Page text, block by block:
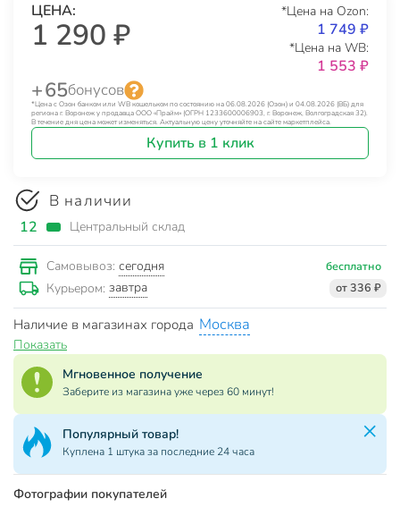
ЦЕНА:
1 290 ₽
*Цена на Ozon:
1 749 ₽
*Цена на WB:
1 553 ₽
+ 65бонусов
*Цена с Озон банком или WB кошельком по состоянию на 06.08.2026 (Озон) и 04.08.2026 (ВБ) для
региона г. Воронеж у продавца ООО «Прайм» (ОГРН 1233600006903, г. Воронеж, Волгоградская 32).
В течение дня цена может изменяться. Актуальную цену уточняйте на сайте маркетплейса.
Купить в 1 клик
В наличии
12 Центральный склад
Самовывоз: сегодня бесплатно
Курьером: завтра от 336 ₽
Наличие в магазинах города Москва
Показать
Мгновенное получение
Заберите из магазина уже через 60 минут!
Популярный товар!
Куплена 1 штука за последние 24 часа
Фотографии покупателей